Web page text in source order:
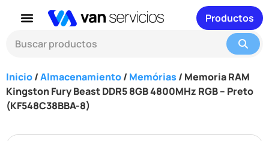
Productos
Inicio/Almacenamiento/ Memórias / Memoria RAM
Kingston Fury Beast DDR5 8GB 4800MHz RGB – Preto
(KF548C38BBA-8)